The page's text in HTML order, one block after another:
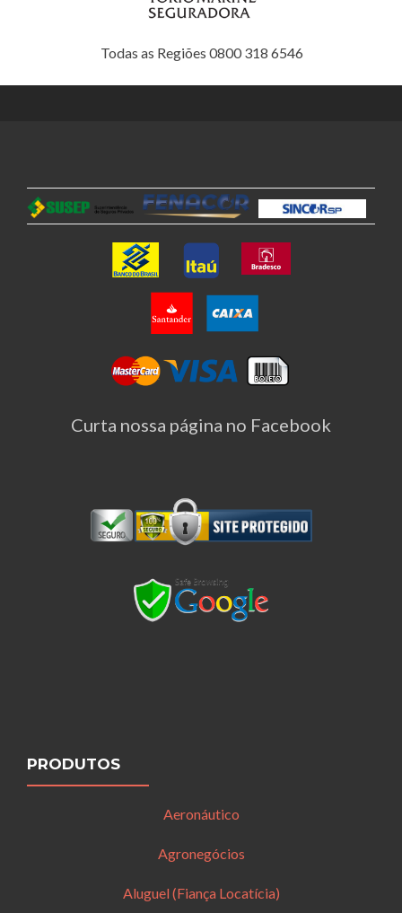
Todas as Regiões 0800 318 6546
Curta nossa página no Facebook
PRODUTOS
Aeronáutico
Agronegócios
Aluguel (Fiança Locatícia)